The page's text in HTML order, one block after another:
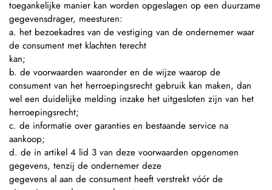
toegankelijke manier kan worden opgeslagen op een duurzame
gegevensdrager, meesturen:
a. het bezoekadres van de vestiging van de ondernemer waar
de consument met klachten terecht
kan;
b. de voorwaarden waaronder en de wijze waarop de
consument van het herroepingsrecht gebruik kan maken, dan
wel een duidelijke melding inzake het uitgesloten zijn van het
herroepingsrecht;
c. de informatie over garanties en bestaande service na
aankoop;
d. de in artikel 4 lid 3 van deze voorwaarden opgenomen
gegevens, tenzij de ondernemer deze
gegevens al aan de consument heeft verstrekt vóór de